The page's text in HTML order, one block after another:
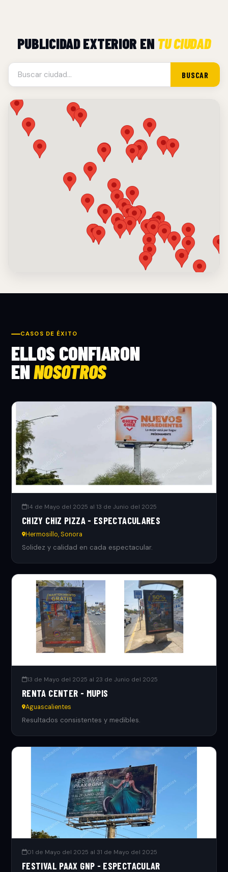
PUBLICIDAD EXTERIOR EN TU CIUDAD
BUSCAR
CASOS DE ÉXITO
ELLOS CONFIARON
ENNOSOTROS
14 de Mayo del 2025 al 13 de Junio del 2025
CHIZY CHIZ PIZZA - ESPECTACULARES
Hermosillo, Sonora
Solidez y calidad en cada espectacular.
13 de Mayo del 2025 al 23 de Junio del 2025
RENTA CENTER - MUPIS
Aguascalientes
Resultados consistentes y medibles.
01 de Mayo del 2025 al 31 de Mayo del 2025
FESTIVAL PAAX GNP - ESPECTACULAR